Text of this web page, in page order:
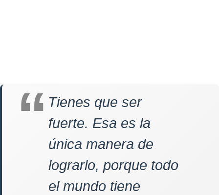
Tienes que ser
fuerte. Esa es la
única manera de
lograrlo, porque todo
el mundo tiene